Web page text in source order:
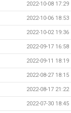
2022-10-08 17:29
2022-10-06 18:53
2022-10-02 19:36
2022-09-17 16:58
2022-09-11 18:19
2022-08-27 18:15
2022-08-17 21:22
2022-07-30 18:45